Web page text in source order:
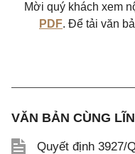
Mời quý khách xem
PDF. Để tải văn
VĂN BẢN CÙNG
Quyết định 3927/